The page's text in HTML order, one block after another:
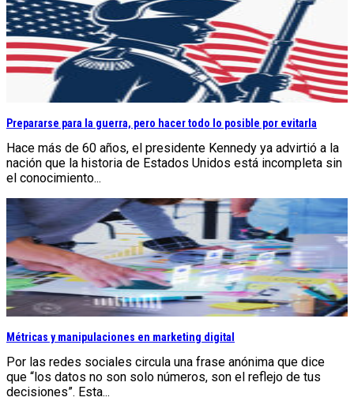
Prepararse para la guerra, pero hacer todo lo posible por evitarla
Hace más de 60 años, el presidente Kennedy ya advirtió a la
nación que la historia de Estados Unidos está incompleta sin
el conocimiento...
Métricas y manipulaciones en marketing digital
Por las redes sociales circula una frase anónima que dice
que “los datos no son solo números, son el reflejo de tus
decisiones”. Esta...